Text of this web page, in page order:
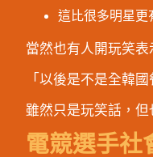
這比很多明星更
當然也有人開玩笑表
「以後是不是全韓
雖然只是玩笑話，
電競選手社